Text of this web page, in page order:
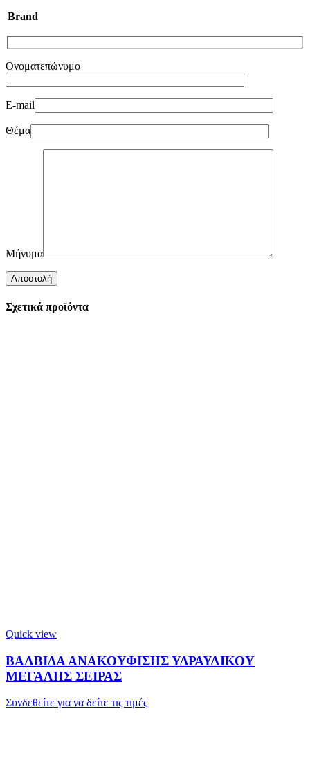
Brand
Ονοματεπώνυμο
E-mail
Θέμα
Μήνυμα
Σχετικά προϊόντα
Quick view
ΒΑΛΒΙΔΑ ΑΝΑΚΟΥΦΙΣΗΣ ΥΔΡΑΥΛΙΚΟΥ
ΜΕΓΑΛΗΣ ΣΕΙΡΑΣ
Συνδεθείτε για να δείτε τις τιμές